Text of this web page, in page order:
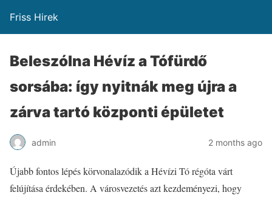
Friss Hirek
Beleszólna Hévíz a Tófürdő
sorsába: így nyitnák meg újra a
zárva tartó központi épületet
admin 2 months ago
Újabb fontos lépés körvonalazódik a Hévízi Tó régóta várt
felújítása érdekében. A városvezetés azt kezdeményezi, hogy